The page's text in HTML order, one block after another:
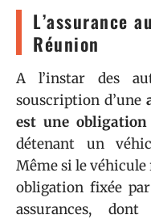
L’assurance
Réunion
A l’instar des
souscription d’une
est une obligation
détenant un
Même si le véhicule
obligation fixée par
assurances,